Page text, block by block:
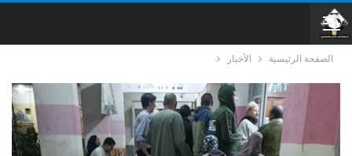
الصفحة الرئيسية الأخبار